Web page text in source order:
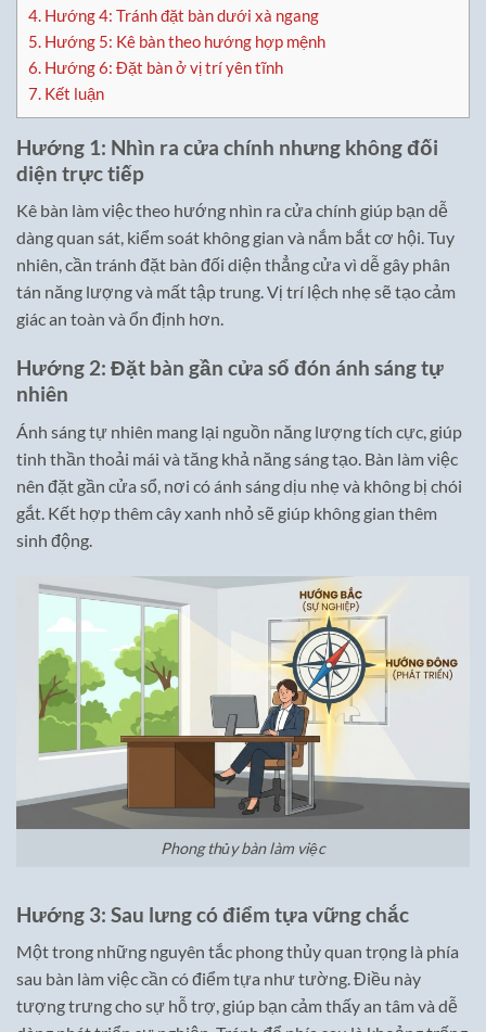
4. Hướng 4: Tránh đặt bàn dưới xà ngang
5. Hướng 5: Kê bàn theo hướng hợp mệnh
6. Hướng 6: Đặt bàn ở vị trí yên tĩnh
7. Kết luận
Hướng 1: Nhìn ra cửa chính nhưng không đối
diện trực tiếp
Kê bàn làm việc theo hướng nhìn ra cửa chính giúp bạn dễ
dàng quan sát, kiểm soát không gian và nắm bắt cơ hội. Tuy
nhiên, cần tránh đặt bàn đối diện thẳng cửa vì dễ gây phân
tán năng lượng và mất tập trung. Vị trí lệch nhẹ sẽ tạo cảm
giác an toàn và ổn định hơn.
Hướng 2: Đặt bàn gần cửa sổ đón ánh sáng tự
nhiên
Ánh sáng tự nhiên mang lại nguồn năng lượng tích cực, giúp
tinh thần thoải mái và tăng khả năng sáng tạo. Bàn làm việc
nên đặt gần cửa sổ, nơi có ánh sáng dịu nhẹ và không bị chói
gắt. Kết hợp thêm cây xanh nhỏ sẽ giúp không gian thêm
sinh động.
Phong thủy bàn làm việc
Hướng 3: Sau lưng có điểm tựa vững chắc
Một trong những nguyên tắc phong thủy quan trọng là phía
sau bàn làm việc cần có điểm tựa như tường. Điều này
tượng trưng cho sự hỗ trợ, giúp bạn cảm thấy an tâm và dễ